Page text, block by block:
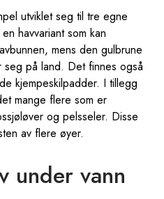
utviklet seg til tre egne
havvariant som kan
mens den gulbrune
seg på land. Det finnes også
kjempeskilpadder. I tillegg
mange flere som er
og pelsseler. Disse
av flere øyer.
under vann